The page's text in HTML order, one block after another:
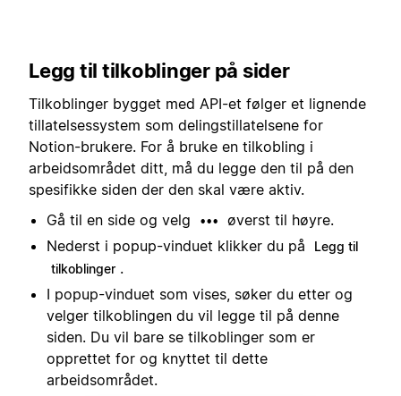
Legg til tilkoblinger på sider
Tilkoblinger bygget med API-et følger et lignende
tillatelsessystem som delingstillatelsene for
Notion-brukere. For å bruke en tilkobling i
arbeidsområdet ditt, må du legge den til på den
spesifikke siden der den skal være aktiv.
Gå til en side og velg
•••
øverst til høyre.
Nederst i popup-vinduet klikker du på
Legg til
tilkoblinger .
I popup-vinduet som vises, søker du etter og
velger tilkoblingen du vil legge til på denne
siden. Du vil bare se tilkoblinger som er
opprettet for og knyttet til dette
arbeidsområdet.